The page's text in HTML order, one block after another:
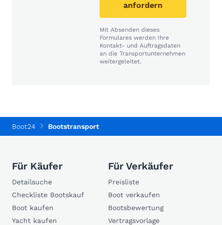
anfordern
Mit Absenden dieses
Formulares werden Ihre
Kontakt- und Auftragsdaten
an die Transportunternehmen
weitergeleitet.
Boot24 Bootstransport
Für Käufer
Detailsuche
Checkliste Bootskauf
Boot kaufen
Yacht kaufen
Für Verkäufer
Preisliste
Boot verkaufen
Bootsbewertung
Vertragsvorlage